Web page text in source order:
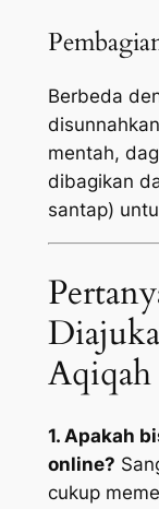
Berbeda
mentah,
dibagikan
santap)
1. Apakah
online?
cukup